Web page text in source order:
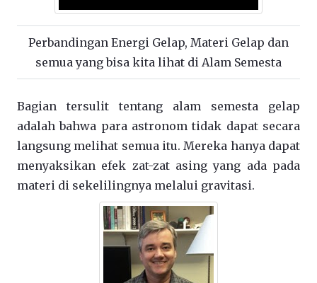
Perbandingan Energi Gelap, Materi Gelap dan
semua yang bisa kita lihat di Alam Semesta
Bagian tersulit tentang alam semesta gelap
adalah bahwa para astronom tidak dapat secara
langsung melihat semua itu. Mereka hanya dapat
menyaksikan efek zat-zat asing yang ada pada
materi di sekelilingnya melalui gravitasi.